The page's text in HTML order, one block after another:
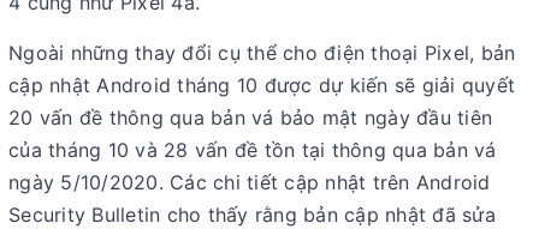
Ngoài những thay đổi cụ thể cho điện thoại Pixel, bản
cập nhật Android tháng 10 được dự kiến sẽ giải quyết
20 vấn đề thông qua bản vá bảo mật ngày đầu tiên
của tháng 10 và 28 vấn đề tồn tại thông qua bản vá
ngày 5/10/2020. Các chi tiết cập nhật trên Android
Security Bulletin cho thấy rằng bản cập nhật đã sửa